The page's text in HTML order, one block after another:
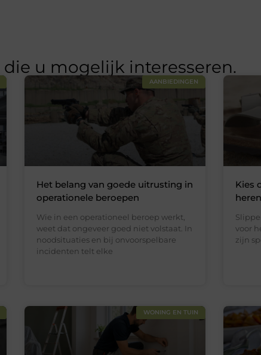
die u mogelijk interesseren.
AANBIEDINGEN
Het belang van goede uitrusting in
operationele beroepen
Wie in een operationeel beroep werkt,
weet dat ongeveer goed niet volstaat. In
noodsituaties en bij onvoorspelbare
incidenten telt elke
Kies
voor
zijn
WONING EN TUIN